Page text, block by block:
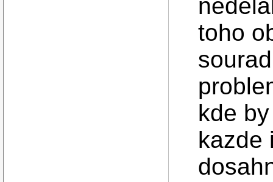
toho
kde
kazde